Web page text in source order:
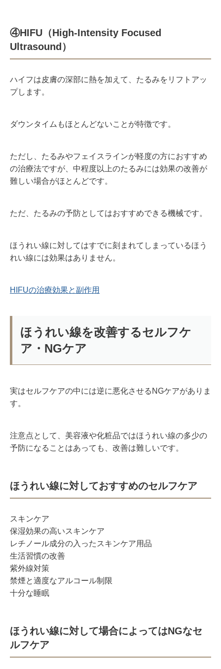
④HIFU （High-Intensity Focused
Ultrasound）
ハイフは皮膚の深部に熱を加えて、たるみをリフトアッ
プします。
ダウンタイムもほとんどないことが特徴です。
ただし、 たるみやフェイスラインが軽度の方におすすめ
の治療法ですが、中程度以上のたるみには効果の改善が
難しい場合がほとんどです。
ただ、たるみの予防としてはおすすめできる機械です。
ほうれい線に対してはすでに刻まれてしまっているほう
れい線には効果はありません。
HIFUの治療効果と副作用
ほうれい線を改善するセルフケ
ア・NGケア
実はセルフケアの中には逆に悪化させるNGケアがありま
す。
注意点として、美容液や化粧品ではほうれい線の多少の
予防になることはあっても、改善は難しいです。
ほうれい線に対しておすすめのセルフケア
スキンケア
保湿効果の高いスキンケア
レチノール成分の入ったスキンケア用品
生活習慣の改善
紫外線対策
禁煙と適度なアルコール制限
十分な睡眠
ほうれい線に対して場合によってはNGなセ
ルフケア